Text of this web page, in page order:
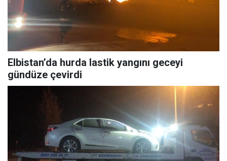
Elbistan’da hurda lastik yangını geceyi
gündüze çevirdi